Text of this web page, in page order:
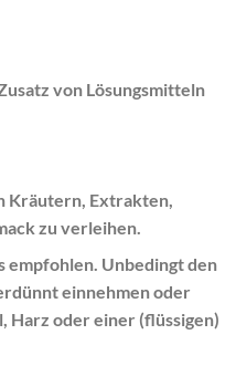
von Lösungsmitteln
Kräutern, Extrakten,
zu verleihen.
empfohlen. Unbedingt den
einnehmen oder
Harz oder einer (flüssigen)